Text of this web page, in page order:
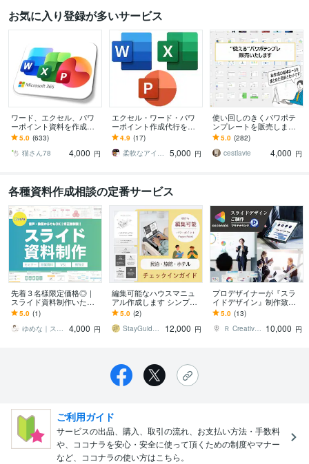
お気に入り登録が多いサービス
ワード、エクセル、パワ
ーポイント資料を作成し
ます 悩んでいるより、ご
依頼下さい。迅速、丁寧
に仕上げます。
5.0 (633)
猫さん78
4,000 円
エクセル・ワード・パワ
ーポイント作成代行を承
ります エクセル、ワー
ド、パワーポイント作成
なら何でもご相談くださ
4.9 (17)
柔軟なアイディアをご提供します。
5,000 円
使い回しのきくパワポテ
ンプレートを販売します
外資コンサル8年の作者が
現場で使うテンプレ＆作
成ルールブック
5.0 (282)
cestlavie
4,000 円
各種資料作成相談の定番サービス
先着３名様限定価格◎｜
スライド資料制作いたし
ます Canva使用／◎1枚55
0円から
5.0 (1)
ゆめな｜スライド制作
4,000 円
編集可能なハウスマニュ
アル作成します シンプル
でわかりやすいデザイン
です。多言語対応可。
5.0 (2)
StayGuideDesign
12,000 円
プロデザイナーが『スラ
イドデザイン』制作致し
ます 各専門分野の実務歴1
2年～21年のデザイナーメ
ンバーがご対応
5.0 (13)
Ｒ Creative Design 10,000 円
ご利用ガイド
サービスの出品、購入、取引の流れ、お支払い方法・手数料
や、ココナラを安心・安全に使って頂くための制度やマナー
など、ココナラの使い方はこちら。